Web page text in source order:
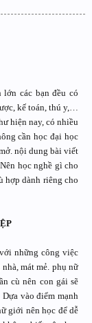
các bạn đều có
kế toán, thú y,…
hiện nay, có nhiều
cần học đại học
nội dung bài viết
học nghề gì cho
hợp dành riêng cho
những công việc
mát mẻ. phụ nữ
cù nên con gái sẽ
vào điểm mạnh
giới nên học để dễ